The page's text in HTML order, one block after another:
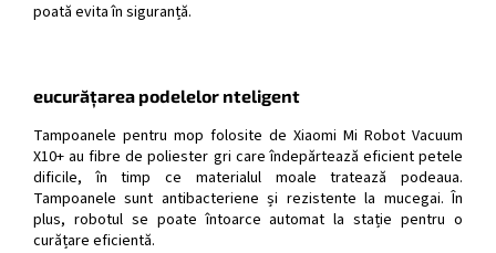
poată evita în siguranță.
eucurățarea podelelor nteligent
Tampoanele pentru mop folosite de Xiaomi Mi Robot Vacuum
X10+ au fibre de poliester gri care îndepărtează eficient petele
dificile, în timp ce materialul moale tratează podeaua.
Tampoanele sunt antibacteriene și rezistente la mucegai. În
plus, robotul se poate întoarce automat la stație pentru o
curățare eficientă.